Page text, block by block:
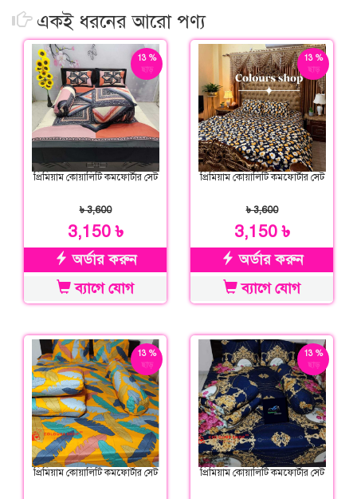
একই ধরনের আরো পণ্য
13 %
ছাড়
প্রিমিয়াম কোয়ালিটি কমফোর্টার সেট
৳ 3,600
3,150 ৳
অর্ডার করুন
ব্যাগে যোগ
13 %
ছাড়
প্রিমিয়াম কোয়ালিটি কমফোর্টার সেট
৳ 3,600
3,150 ৳
অর্ডার করুন
ব্যাগে যোগ
13 %
ছাড়
প্রিমিয়াম কোয়ালিটি কমফোর্টার সেট
13 %
ছাড়
প্রিমিয়াম কোয়ালিটি কমফোর্টার সেট